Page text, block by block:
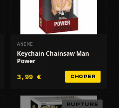
ANIME
Keychain Chainsaw Man
Power
3,99 € CHOPER
RUPTURE